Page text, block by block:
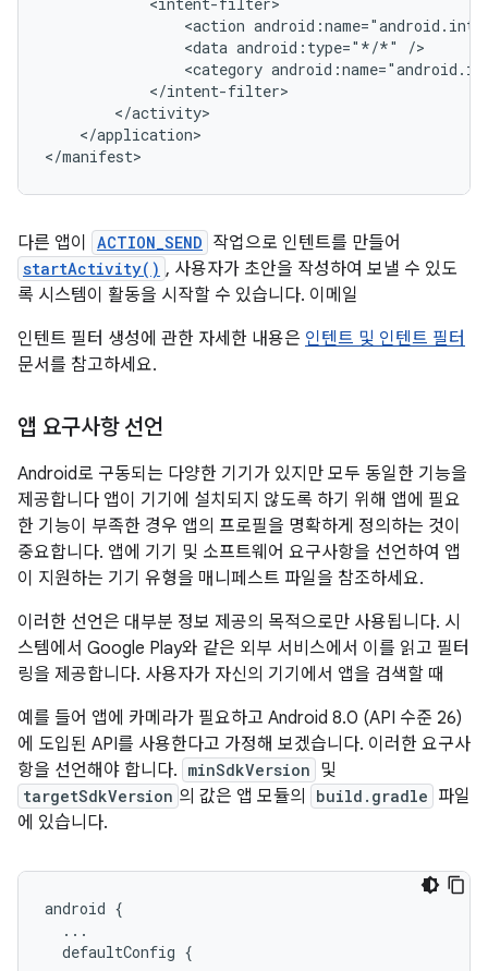
<action
<data android:type="*/*"
<category
</application>
</manifest>
다른 앱이 ACTION_SEND 작업으로 인텐트를 만들어
startActivity() , 사용자가 초안을 작성하여 보낼 수 있도
록 시스템이 활동을 시작할 수 있습니다. 이메일
인텐트 필터 생성에 관한 자세한 내용은 인텐트 및 인텐트 필터
문서를 참고하세요.
앱 요구사항 선언
Android로 구동되는 다양한 기기가 있지만 모두 동일한 기능을
제공합니다 앱이 기기에 설치되지 않도록 하기 위해 앱에 필요
한 기능이 부족한 경우 앱의 프로필을 명확하게 정의하는 것이
중요합니다. 앱에 기기 및 소프트웨어 요구사항을 선언하여 앱
이 지원하는 기기 유형을 매니페스트 파일을 참조하세요.
이러한 선언은 대부분 정보 제공의 목적으로만 사용됩니다. 시
스템에서 Google Play와 같은 외부 서비스에서 이를 읽고 필터
링을 제공합니다. 사용자가 자신의 기기에서 앱을 검색할 때
예를 들어 앱에 카메라가 필요하고 Android 8.0 (API 수준 26)
에 도입된 API를 사용한다고 가정해 보겠습니다. 이러한 요구사
항을 선언해야 합니다. minSdkVersion 및
targetSdkVersion 의 값은 앱 모듈의 build.gradle 파일
에 있습니다.
android {
...
defaultConfig {